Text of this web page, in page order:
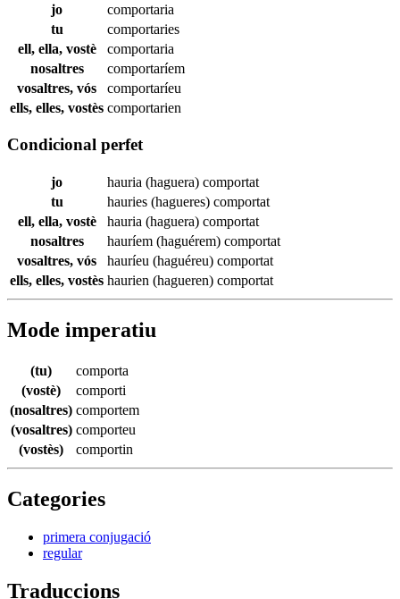
jo
comportaria
tu
comportaries
ell, ella, vostè
comportaria
nosaltres
comportaríem
vosaltres, vós
comportaríeu
ells, elles, vostès comportarien
Condicional perfet
jo hauria (haguera) comportat
tu
hauries (hagueres) comportat
ell, ella, vostè
hauria (haguera) comportat
nosaltres
hauríem (haguérem) comportat
vosaltres, vós
hauríeu (haguéreu) comportat
ells, elles, vostès haurien (hagueren) comportat
Mode imperatiu
(tu)
comporta
(vostè)
comporti
(nosaltres) comportem
(vosaltres) comporteu
(vostès)
comportin
Categories
primera conjugació
regular
Traduccions